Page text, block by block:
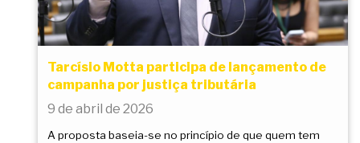
Tarcísio Motta participa de lançamento de
campanha por justiça tributária
9 de abril de 2026
A proposta baseia-se no princípio de que quem tem